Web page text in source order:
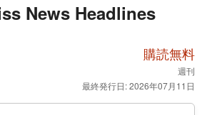
News Headlines
購読無料
週刊
最終発行日: 2026年07月11日